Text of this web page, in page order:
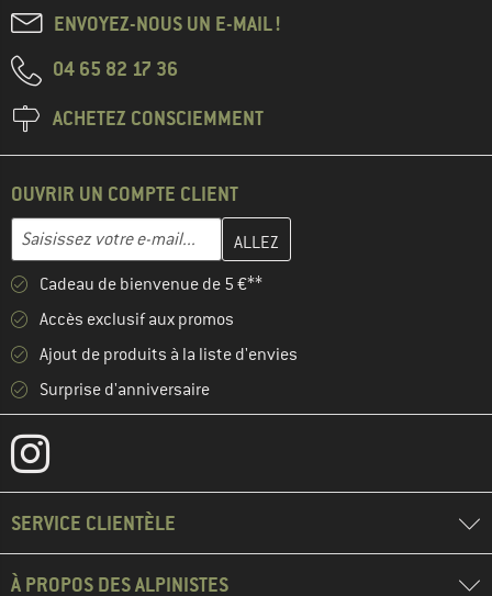
ENVOYEZ-NOUS UN E-MAIL !
04 65 82 17 36
ACHETEZ CONSCIEMMENT
OUVRIR UN COMPTE CLIENT
Adresse e-mail
Entrez votre adresse e-mail ici et créez votre compte client à la
Cadeau de bienvenue de 5 €**
Accès exclusif aux promos
Ajout de produits à la liste d'envies
Surprise d'anniversaire
SERVICE CLIENTÈLE
À PROPOS DES ALPINISTES